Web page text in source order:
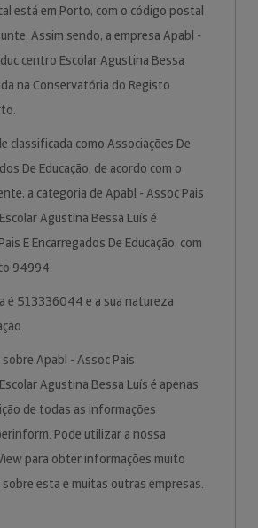
está em Porto, com o código postal
Assim sendo, a empresa Apabl -
Escolar Agustina Bessa
na Conservatória do Registo
classificada como Associações De
De Educação, de acordo com o
a categoria de Apabl - Assoc Pais
Agustina Bessa Luís é
E Encarregados De Educação, com
94994.
é 513336044 e a sua natureza
Apabl - Assoc Pais
Agustina Bessa Luís é apenas
de todas as informações
Pode utilizar a nossa
para obter informações muito
esta e muitas outras empresas.